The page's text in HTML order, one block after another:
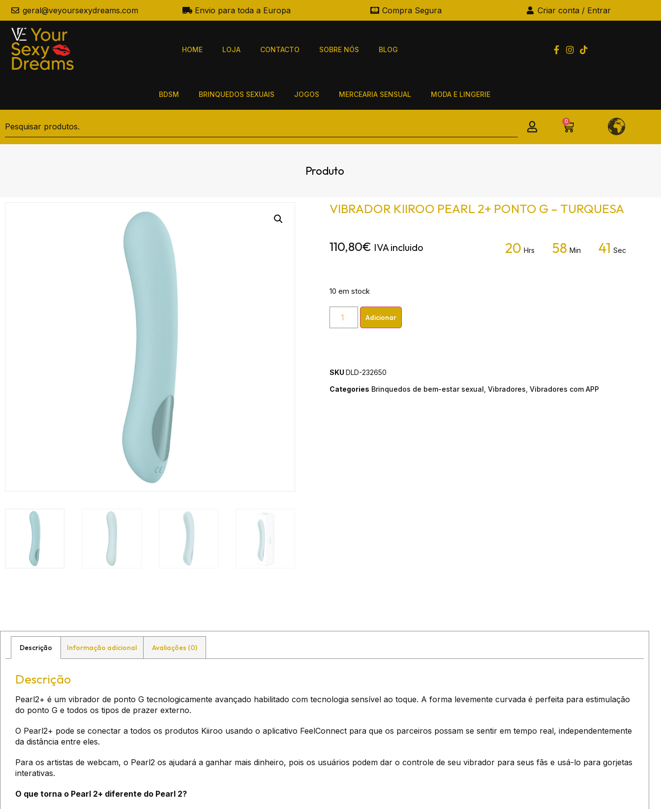
geral@veyoursexydreams.com Envio para toda a Europa Compra Segura Criar conta / Entrar
HOME LOJA CONTACTO SOBRE NÓS BLOG
BDSM BRINQUEDOS SEXUAIS JOGOS MERCEARIA SENSUAL MODA E LINGERIE
0
Produto
VIBRADOR KIIROO PEARL 2+ PONTO G – TURQUESA
110,80€ IVA incluido 20 Hrs 58 Min 40 Sec
10 em stock
Adicionar
SKU DLD-232650
Categories Brinquedos de bem-estar sexual Vibradores Vibradores com APP
Descrição Informação adicional Avaliações (0)
Descrição
Pearl2+ é um vibrador de ponto G tecnologicamente avançado habilitado com tecnologia sensível ao toque. A forma levemente curvada é perfeita para estimulação
do ponto G e todos os tipos de prazer externo.
O Pearl2+ pode se conectar a todos os produtos Kiiroo usando o aplicativo FeelConnect para que os parceiros possam se sentir em tempo real, independentemente
da distância entre eles.
Para os artistas de webcam, o Pearl2 os ajudará a ganhar mais dinheiro, pois os usuários podem dar o controle de seu vibrador para seus fãs e usá-lo para gorjetas
interativas.
O que torna o Pearl 2+ diferente do Pearl 2?